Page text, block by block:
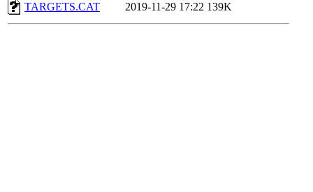
TARGETS.CAT
2019-11-29 17:22 139K